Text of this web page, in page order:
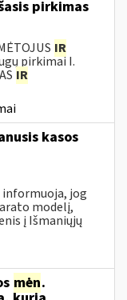
pirkimas
IR
pirkimai I.
IR
kasos
informuoja, jog
modelį,
į Išmaniųjų
mėn.